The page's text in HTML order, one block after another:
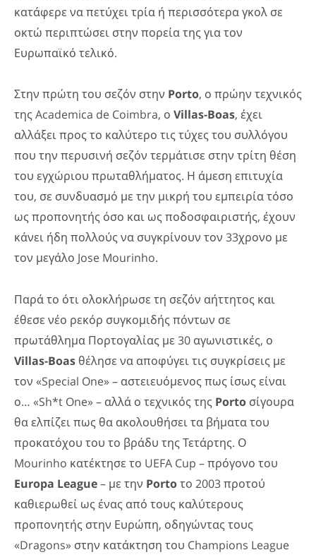
κατάφερε να πετύχει τρία ή περισσότερα γκολ σε
οκτώ περιπτώσει στην πορεία της για τον
Ευρωπαϊκό τελικό.
Στην πρώτη του σεζόν στην Porto, ο πρώην τεχνικός
της Academica de Coimbra, ο Villas-Boas, έχει
αλλάξει προς το καλύτερο τις τύχες του συλλόγου
που την περυσινή σεζόν τερμάτισε στην τρίτη θέση
του εγχώριου πρωταθλήματος. Η άμεση επιτυχία
του, σε συνδυασμό με την μικρή του εμπειρία τόσο
ως προπονητής όσο και ως ποδοσφαιριστής, έχουν
κάνει ήδη πολλούς να συγκρίνουν τον 33χρονο με
τον μεγάλο Jose Mourinho.
Παρά το ότι ολοκλήρωσε τη σεζόν αήττητος και
έθεσε νέο ρεκόρ συγκομιδής πόντων σε
πρωτάθλημα Πορτογαλίας με 30 αγωνιστικές, ο
Villas-Boas θέλησε να αποφύγει τις συγκρίσεις με
τον «Special One» – αστειευόμενος πως ίσως είναι
ο… «Sh*t One» – αλλά ο τεχνικός της Porto σίγουρα
θα ελπίζει πως θα ακολουθήσει τα βήματα του
προκατόχου του το βράδυ της Τετάρτης. Ο
Mourinho κατέκτησε το UEFA Cup – πρόγονο του
Europa League– με την Portoτο 2003 προτού
καθιερωθεί ως ένας από τους καλύτερους
προπονητής στην Ευρώπη, οδηγώντας τους
«Dragons» στην κατάκτηση του Champions League